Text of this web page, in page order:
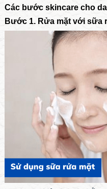
Các bước skincare cho
Bước 1. Rửa mặt với sữa